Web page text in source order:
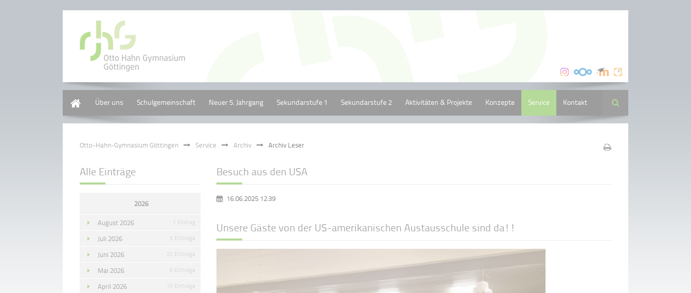
Über uns Schulgemeinschaft Neuer 5. Jahrgang Sekundarstufe 1 Sekundarstufe 2 Aktivitäten & Projekte Konzepte Service Kontakt Suche
Otto-Hahn-Gymnasium Göttingen Service Archiv Archiv Leser
Besuch aus den USA
16.06.2025 12:39
Unsere Gäste von der US-amerikanischen Austausschule sind da!!
Alle Einträge
2026
August 2026 1 Eintrag
Juli 2026 5 Einträge
Juni 2026 22 Einträge
Mai 2026 6 Einträge
April 2026 16 Einträge